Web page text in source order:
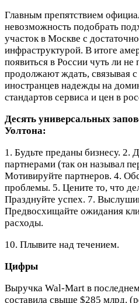
Главным препятствием
невозможность подобрать
участок в Москве с
инфраструктурой. В итоге
появиться в России чуть ли
продолжают ждать, связывая
иностранцев надежды на
стандартов сервиса и цен в
Десять универсальных
Уолтона:
1. Будьте преданы бизнесу. 2.
партнерами (так он называл
Мотивируйте партнеров. 4.
проблемы. 5. Цените то, что
Празднуйте успех. 7.
Предвосхищайте ожидания
расходы.
10. Плывите над течением.
Цифры
Выручка Wal-Mart в
составила свыше $285 млрд.